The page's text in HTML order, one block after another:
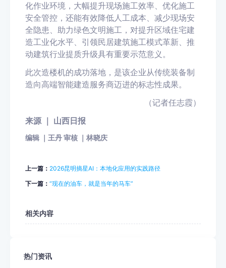
化作业环境， 大幅提升现场施工效率、优化施工
安全管控 ，还能有效降低人工成本、减少现场安
全隐患、助力绿色文明施工 ，对提升区域住宅建
造工业化水平、引领民居建筑施工模式革新、推
动建筑行业提质升级具有重要示范意义。
此次造楼机的成功落地，是该企业从传统装备制
造向高端智能建造服务商迈进的标志性成果。
（记者任志霞）
来源 ｜ 山西日报
编辑 ｜王丹 审核 ｜林晓庆
上一篇： 2026昆明摘星AI：本地化应用的实践路径
下一篇： “现在的油车，就是当年的马车”
相关内容
热门资讯